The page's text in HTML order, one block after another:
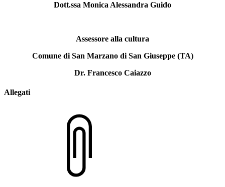
Dott.ssa Monica Alessandra Guido
Assessore alla cultura
Comune di San Marzano di San Giuseppe (TA)
Dr. Francesco Caiazzo
Allegati